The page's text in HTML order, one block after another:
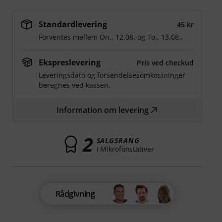
Standardlevering
45 kr
Forventes mellem On., 12.08. ogTo., 13.08..
Ekspreslevering
Pris ved checkud
Leveringsdato og forsendelsesomkostninger
beregnes ved kassen.
Information om levering
2 SALGSRANG
i Mikrofonstativer
Rådgivning